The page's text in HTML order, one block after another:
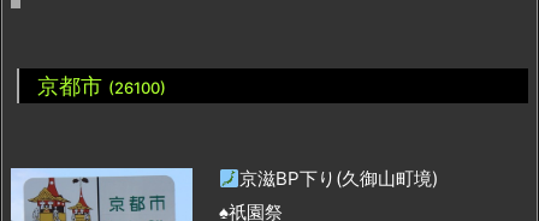
京都市 (26100)
京滋BP下り(久御山町境)
♠祇園祭